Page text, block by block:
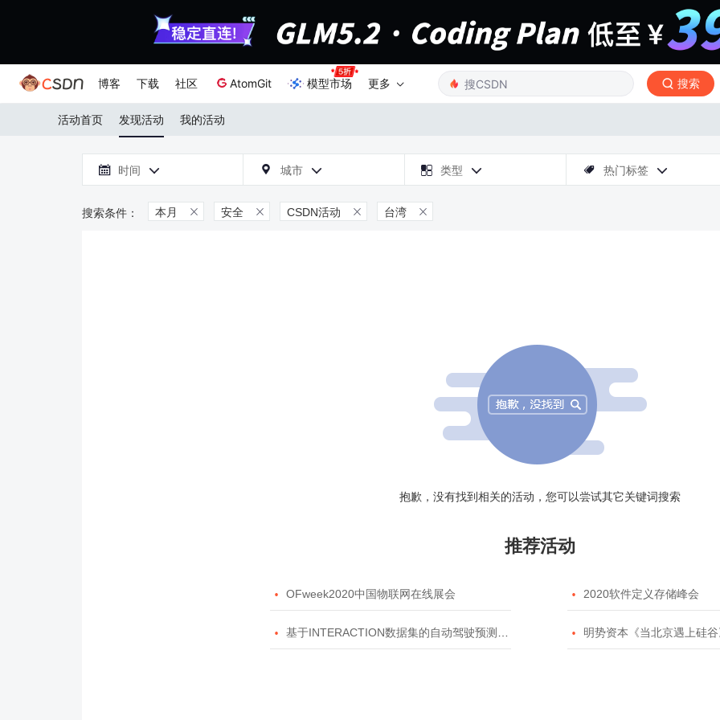
博客 下载 社区 AtomGit 模型市场 更多 搜索
活动首页 发现活动 我的活动
 时间   城市   类型   热门标签 
本月  安全  CSDN活动  台湾 
抱歉，没有找到相关的活动，您可以尝试其它关键词搜索
推荐活动
 OFweek2020中国物联网在线展会  2020软件定义存储峰会
 基于INTERACTION数据集的自动驾驶预测模型挑战赛  明势资本《当北京遇上硅谷》系列